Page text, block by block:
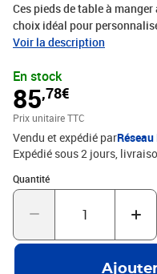
Ces pieds de table à
choix idéal pour
durable : Ce pied de table à
La forme en A du pied de
un plateau de table
manger est équipé de
stabilité même sur des sols
De plus, le support est doté
qui peuvent être utilisées
(non fournies), ce qui facilite
pied de table présente des
qui améliorent l'apparence
savoir :La livraison ne
table n'est pas
Voir la description
En stock
85,78€
Prix unitaire TTC
Vendu et expédié par
Expédié sous 2 jours
Quantité
Quantité : 1